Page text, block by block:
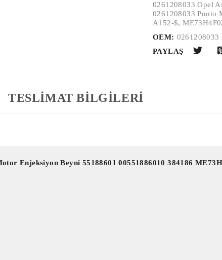
0261208033 Opel
0261208033 Punto
A152-$,
OEM: 0261208033
PAYLAŞ
TESLİMAT BİLGİLERİ
Enjeksiyon Beyni 55188601 00551886010 384186